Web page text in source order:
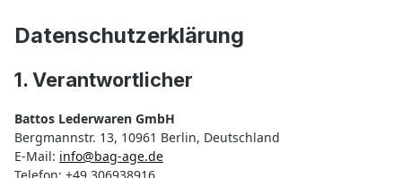
Datenschutzerklärung
1. Verantwortlicher
Battos Lederwaren GmbH
Bergmannstr. 13, 10961 Berlin, Deutschland
E-Mail: info@bag-age.de